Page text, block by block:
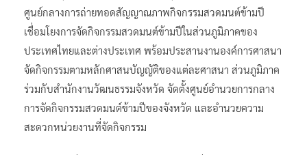
ศูนย์กลางการถ่ายทอดสัญญาณภาพกิจกรรมสวดมนต์ข้ามปี
เชื่อมโยงการจัดกิจกรรมสวดมนต์ข้ามปีในส่วนภูมิภาคของ
ประเทศไทยและต่างประเทศ พร้อมประสานงานองค์การศาสนา
จัดกิจกรรมตามหลักศาสนบัญญัติของแต่ละศาสนา ส่วนภูมิภาค
ร่วมกับสำนักงานวัฒนธรรมจังหวัด จัดตั้งศูนย์อำนวยการกลาง
การจัดกิจกรรมสวดมนต์ข้ามปีของจังหวัด และอำนวยความ
สะดวกหน่วยงานที่จัดกิจกรรม